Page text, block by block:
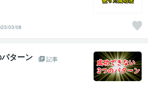
03/08
ターン
記事